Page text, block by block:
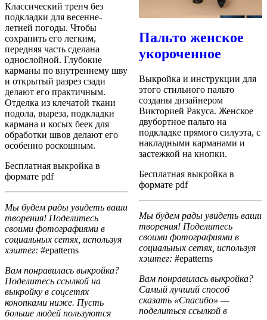
Классический тренч без
подкладки для весенне-
летней погоды. Чтобы
сохранить его легким,
передняя часть сделана
однослойной. Глубокие
карманы по внутреннему шву
и открытый разрез сзади
делают его практичным.
Отделка из клечатой ткани
подола, выреза, подкладки
кармана и косых беек для
обработки швов делают его
особенно роскошным.
Бесплатная выкройка в
формате pdf
Мы будем рады увидеть ваши
творения! Поделитесь
своими фотографиями в
социальных сетях, используя
хэштег: #epatterns
Вам понравилась выкройка?
Поделитесь ссылкой на
выкройку в соцсетях
конопками ниже. Пусть
больше людей пользуются
Пальто женское
укороченное
Выкройка и инструкции для
этого стильного пальто
созданы дизайнером
Викторией Ракуса. Женское
двубортное пальто на
подкладке прямого силуэта, с
накладными карманами и
застежкой на кнопки.
Бесплатная выкройка в
формате pdf
Мы будем рады увидеть ваши
творения! Поделитесь
своими фотографиями в
социальных сетях, используя
хэштег: #epatterns
Вам понравилась выкройка?
Самый лучший способ
сказать «Спасибо» —
поделиться ссылкой в